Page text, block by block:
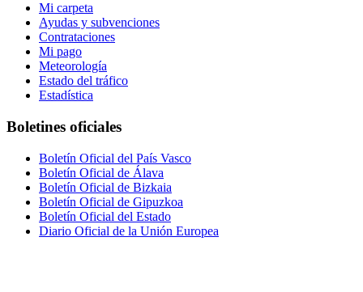
Mi carpeta
Ayudas y subvenciones
Contrataciones
Mi pago
Meteorología
Estado del tráfico
Estadística
Boletines oficiales
Boletín Oficial del País Vasco
Boletín Oficial de Álava
Boletín Oficial de Bizkaia
Boletín Oficial de Gipuzkoa
Boletín Oficial del Estado
Diario Oficial de la Unión Europea